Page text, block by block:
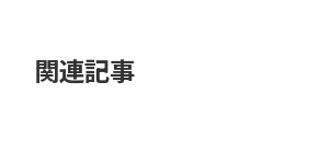
関連記事